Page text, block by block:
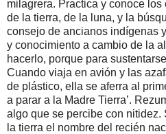
milagrera. Practica y conoce
de la tierra, de la luna, y la
consejo de ancianos indígenas
y conocimiento a cambio de la
hacerlo, porque para
Cuando viaja en avión y las
de plástico, ella se aferra al
a parar a la Madre Tierra’.
algo que se percibe con nitidez.
la tierra el nombre del recién